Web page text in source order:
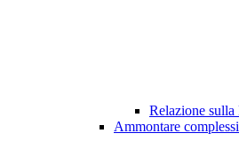
Relazione sulla
Ammontare